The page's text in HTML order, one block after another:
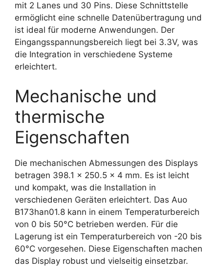
mit 2 Lanes und 30 Pins. Diese Schnittstelle
ermöglicht eine schnelle Datenübertragung und
ist ideal für moderne Anwendungen. Der
Eingangsspannungsbereich liegt bei 3.3V, was
die Integration in verschiedene Systeme
erleichtert.
Mechanische und
thermische
Eigenschaften
Die mechanischen Abmessungen des Displays
betragen 398.1 x 250.5 x 4 mm. Es ist leicht
und kompakt, was die Installation in
verschiedenen Geräten erleichtert. Das Auo
B173han01.8 kann in einem Temperaturbereich
von 0 bis 50°C betrieben werden. Für die
Lagerung ist ein Temperaturbereich von -20 bis
60°C vorgesehen. Diese Eigenschaften machen
das Display robust und vielseitig einsetzbar.